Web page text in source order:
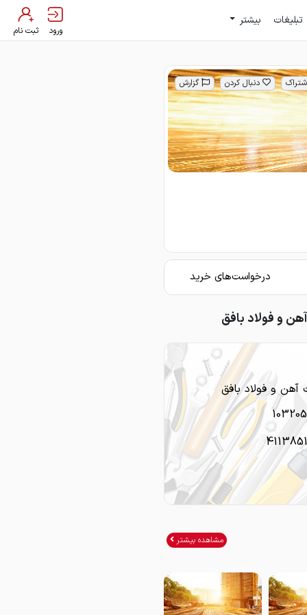
تبلیغات بیشتر
ورود ثبت نام
دنبال کردن گزارش
درخواست‌های خرید
و فولاد بافق
و فولاد بافق
مشاهده بیشتر